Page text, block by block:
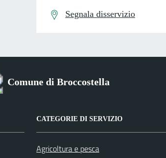
Segnala disservizio
Comune di Broccostella
CATEGORIE DI SERVIZIO
Agricoltura e pesca